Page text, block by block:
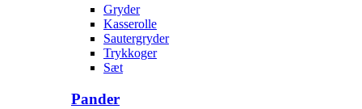
Gryder
Kasserolle
Sautergryder
Trykkoger
Sæt
Pander